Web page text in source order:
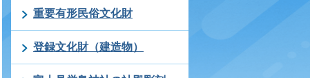
重要有形民俗文化財
登録文化財（建造物）